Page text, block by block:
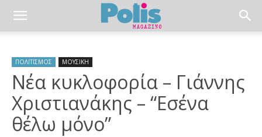
ΠΟΛΙΤΙΣΜΟΣ ΜΟΥΣΙΚΗ
Νέα κυκλοφορία – Γιάννης
Χριστιανάκης – “Εσένα
θέλω μόνο”